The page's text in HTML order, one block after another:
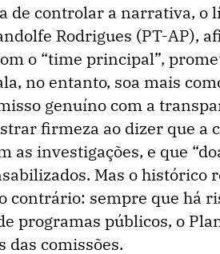
de controlar a narrativa, o
Rodrigues (PT-AP),
o “time principal”,
no entanto, soa mais
genuíno com a
firmeza ao dizer que a
investigações, e que
Mas o histórico
contrário: sempre que há
programas públicos, o
das comissões.